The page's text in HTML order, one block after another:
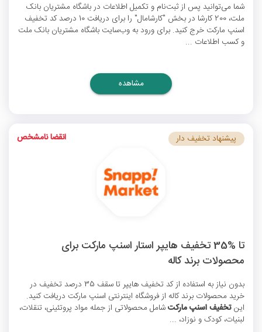
شما می‌توانید پس از ثبت‌نام و تکمیل اطلاعات در باشگاه مشتریان بانک
ملت، 200 کارشا در بخش "کارشامال" را برای دریافت 10 درصد
کد تخفیف
اسنپ مارکت خرج کنید. برای ورود به وب‌سایت باشگاه مشتریان بانک ملت
و کسب اطلاعات ...
مشاهده
تا %35 تخفیف هایپر استار اسنپ مارکت برای
محصولات برند کاله
بدون نیاز به استفاده ازکد تخفیف هایپر
تا سقف 35 درصد تخفیف در
خرید محصولات برند کاله از فروشگاه اینترنتی اسنپ مارکت دریافت کنید.
اینتخفیف اسنپ مارکتشامل محصولاتی از جمله مواد پروتئینی، تنقلات،
لبنیات، کودک و نوزاد، ...
پیشنهاد تخفیف دار انقضا نامشخص